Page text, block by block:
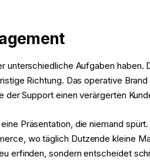
unterschiedliche Aufgaben
Richtung. Das operative
Support einen verärgerten
Präsentation, die niemand
wo täglich Dutzende kleine
erfinden, sondern entscheidet